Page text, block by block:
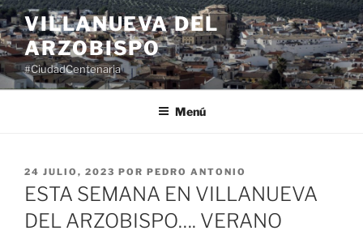
Saltar
al
contenido
VILLANUEVA DEL
ARZOBISPO
#CiudadCentenaria
Menú
PUBLICADO
EL
24 JULIO, 2023 POR PEDRO ANTONIO
ESTA SEMANA EN VILLANUEVA
DEL ARZOBISPO…. VERANO